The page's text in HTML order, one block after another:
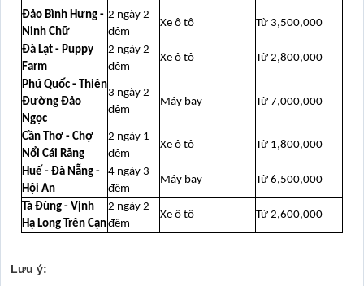
Đảo Bình Hưng -
Ninh Chữ
2 ngày 2
đêm
Xe ô tô Từ 3,500,000
Đà Lạt - Puppy
Farm
2 ngày 2
đêm
Xe ô tô Từ 2,800,000
Phú Quốc - Thiên
Đường Đảo
Ngọc
3 ngày 2
đêm
Máy bay Từ 7,000,000
Cần Thơ - Chợ
Nổi Cái Răng
2 ngày 1
đêm
Xe ô tô Từ 1,800,000
Huế - Đà Nẵng -
Hội An
4 ngày 3
đêm
Máy bay Từ 6,500,000
Tà Đùng - Vịnh
Hạ Long Trên Cạn
2 ngày 2
đêm
Xe ô tô Từ 2,600,000
Lưu ý: